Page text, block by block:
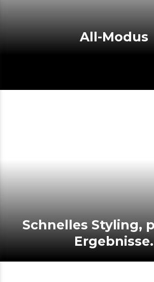
All-Modus
Schnelles Styling, perfekte
Ergebnisse.